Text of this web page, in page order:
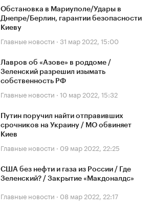
Обстановка в Мариуполе/Удары в
Днепре/Берлин, гарантии безопасности
Киеву
Главные новости · 31 мар 2022, 15:00
Лавров об «Азове» в роддоме /
Зеленский разрешил изымать
собственность РФ
Главные новости · 10 мар 2022, 15:32
Путин поручил найти отправивших
срочников на Украину / МО обвиняет
Киев
Главные новости · 09 мар 2022, 22:25
США без нефти и газа из России / Где
Зеленский? / Закрытие «Макдоналдс»
Главные новости · 08 мар 2022, 22:17